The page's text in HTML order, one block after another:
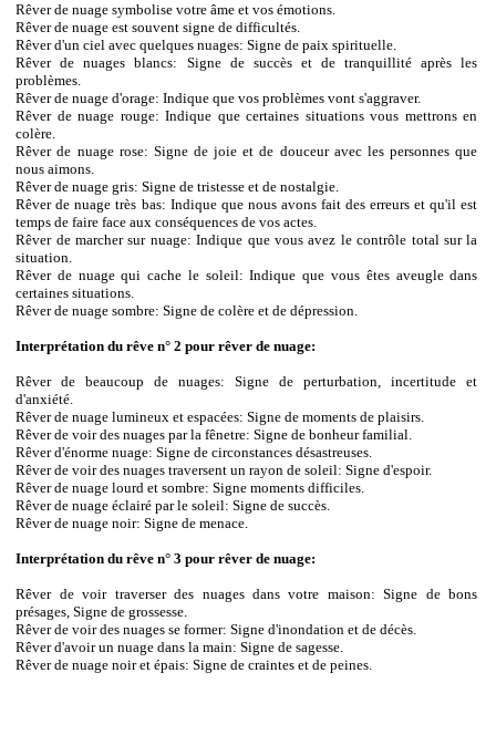
Rêver de nuage symbolise votre âme et vos émotions.
Rêver de nuage est souvent signe de difficultés.
Rêver d'un ciel avec quelques nuages: Signe de paix spirituelle.
Rêver de nuages blancs: Signe de succès et de tranquillité après les
problèmes.
Rêver de nuage d'orage: Indique que vos problèmes vont s'aggraver.
Rêver de nuage rouge: Indique que certaines situations vous mettrons en
colère.
Rêver de nuage rose: Signe de joie et de douceur avec les personnes que
nous aimons.
Rêver de nuage gris: Signe de tristesse et de nostalgie.
Rêver de nuage très bas: Indique que nous avons fait des erreurs et qu'il est
temps de faire face aux conséquences de vos actes.
Rêver de marcher sur nuage: Indique que vous avez le contrôle total sur la
situation.
Rêver de nuage qui cache le soleil: Indique que vous êtes aveugle dans
certaines situations.
Rêver de nuage sombre: Signe de colère et de dépression.
Interprétation du rêve n° 2 pour rêver de nuage:
Rêver de beaucoup de nuages: Signe de perturbation, incertitude et
d'anxiété.
Rêver de nuage lumineux et espacées: Signe de moments de plaisirs.
Rêver de voir des nuages par la fênetre: Signe de bonheur familial.
Rêver d'énorme nuage: Signe de circonstances désastreuses.
Rêver de voir des nuages traversent un rayon de soleil: Signe d'espoir.
Rêver de nuage lourd et sombre: Signe moments difficiles.
Rêver de nuage éclairé par le soleil: Signe de succès.
Rêver de nuage noir: Signe de menace.
Interprétation du rêve n° 3 pour rêver de nuage:
Rêver de voir traverser des nuages dans votre maison: Signe de bons
présages, Signe de grossesse.
Rêver de voir des nuages se former: Signe d'inondation et de décès.
Rêver d'avoir un nuage dans la main: Signe de sagesse.
Rêver de nuage noir et épais: Signe de craintes et de peines.